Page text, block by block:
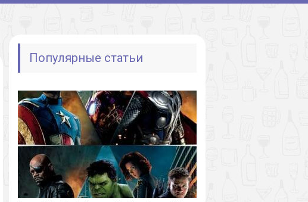
Популярные статьи